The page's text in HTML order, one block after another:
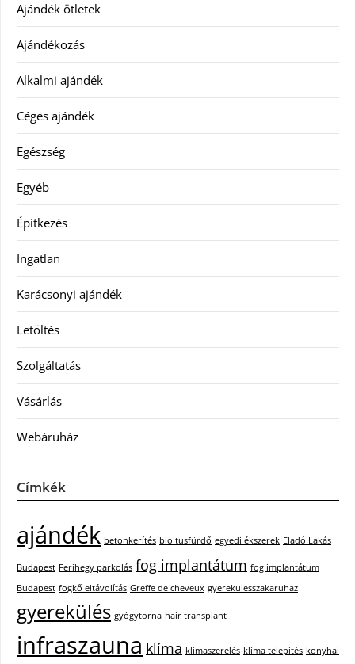
Ajándék ötletek
Ajándékozás
Alkalmi ajándék
Céges ajándék
Egészség
Egyéb
Építkezés
Ingatlan
Karácsonyi ajándék
Letöltés
Szolgáltatás
Vásárlás
Webáruház
Címkék
ajándék betonkerítés bio tusfürdő egyedi ékszerek Eladó Lakás
Budapest Ferihegy parkolás fog implantátum fog implantátum
Budapest fogkő eltávolítás Greffe de cheveux gyerekulesszakaruhaz
gyerekülés gyógytorna hair transplant
infraszauna klíma klímaszerelés klíma telepítés konyhai